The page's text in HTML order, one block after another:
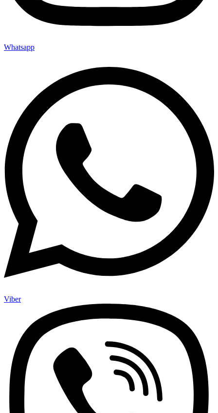
Whatsapp
Viber